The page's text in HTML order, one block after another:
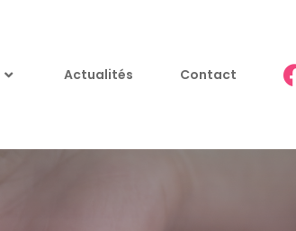
Actualités Contact